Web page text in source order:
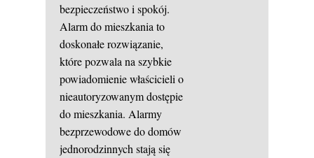
bezpieczeństwo i spokój.
Alarm do mieszkania to
doskonałe rozwiązanie,
które pozwala na szybkie
powiadomienie właścicieli o
nieautoryzowanym dostępie
do mieszkania. Alarmy
bezprzewodowe do domów
jednorodzinnych stają się